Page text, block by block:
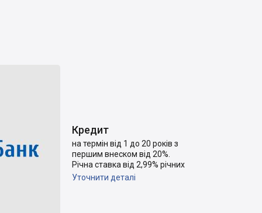
Кредит
на термін від 1 до 20 років з
першим внеском від 20%.
Річна ставка від 2,99% річних
Уточнити деталі